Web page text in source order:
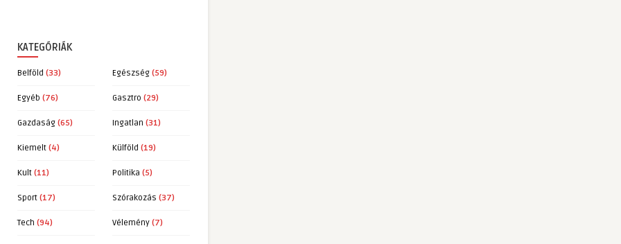
KATEGÓRIÁK
Belföld (33) Egészség (59)
Egyéb (76) Gasztro (29)
Gazdaság (65) Ingatlan (31)
Kiemelt (4) Külföld (19)
Kult (11) Politika (5)
Sport (17) Szórakozás (37)
Tech (94) Vélemény (7)